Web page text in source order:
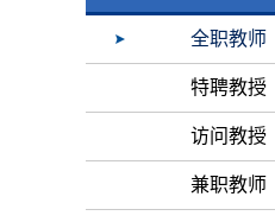
全职教师
特聘教授
访问教授
兼职教师